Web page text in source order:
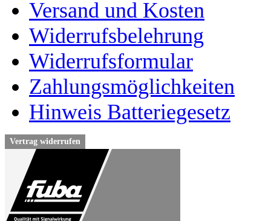
Versand und Kosten
Widerrufsbelehrung
Widerrufsformular
Zahlungsmöglichkeiten
Hinweis Batteriegesetz
Vertrag widerrufen